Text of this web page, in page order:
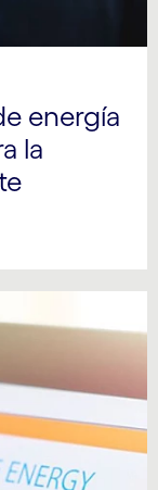
energía
la